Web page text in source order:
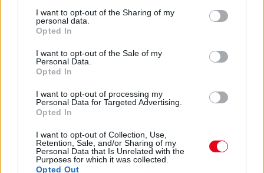
not limited to your visit or usage behaviour. You may click to
grant or deny consent to Google and its third-party tags to
use your data for below specified purposes in below Google
consent section.
I want to opt-out of the Sharing of my
personal data.
Opted In
I want to opt-out of the Sale of my
Personal Data.
Opted In
I want to opt-out of processing my
Personal Data for Targeted Advertising.
Opted In
I want to opt-out of Collection, Use,
Retention, Sale, and/or Sharing of my
Personal Data that Is Unrelated with the
Purposes for which it was collected.
Opted Out
EZZEL LESZ ÚJRA CSILLOGÓ A VÍZKÖVES CSAP
A legjobb trükk
RENDKÍVÜL MAGAS ÉRZELMI INTELLIGENCIÁRA UTALHAT
Te szoktad?
08. 02.
SOKAN ROSSZUL TÁROLJÁK A GYÓGYSZEREIKET –
EMIATT CSÖKKENHET A HATÁSUK
Érdemes odafigyelni rá
24 ÓRA TOVÁBBI HÍREI